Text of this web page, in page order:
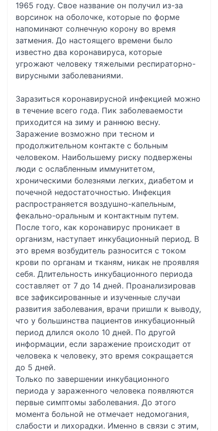
1965 году. Свое название он получил из-за
ворсинок на оболочке, которые по форме
напоминают солнечную корону во время
затмения. До настоящего времени было
известно два коронавируса, которые
угрожают человеку тяжелыми респираторно-
вирусными заболеваниями.
Заразиться коронавирусной инфекцией можно
в течение всего года. Пик заболеваемости
приходится на зиму и раннюю весну.
Заражение возможно при тесном и
продолжительном контакте с больным
человеком. Наибольшему риску подвержены
люди с ослабленным иммунитетом,
хроническими болезнями легких, диабетом и
почечной недостаточностью. Инфекция
распространяется воздушно-капельным,
фекально-оральным и контактным путем.
После того, как коронавирус проникает в
организм, наступает инкубационный период. В
это время возбудитель разносится с током
крови по органам и тканям, никак не проявляя
себя. Длительность инкубационного периода
составляет от 7 до 14 дней. Проанализировав
все зафиксированные и изученные случаи
развития заболевания, врачи пришли к выводу,
что у большинства пациентов инкубационный
период длился около 10 дней. По другой
информации, если заражение происходит от
человека к человеку, это время сокращается
до 5 дней.
Только по завершении инкубационного
периода у зараженного человека появляются
первые симптомы заболевания. До этого
момента больной не отмечает недомогания,
слабости и лихорадки. Именно в связи с этим,